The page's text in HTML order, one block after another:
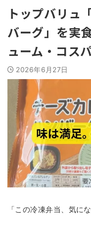
トップバリュ
バーグ」を実
ューム・コス
2026年6月27日
「この冷凍弁当、気に